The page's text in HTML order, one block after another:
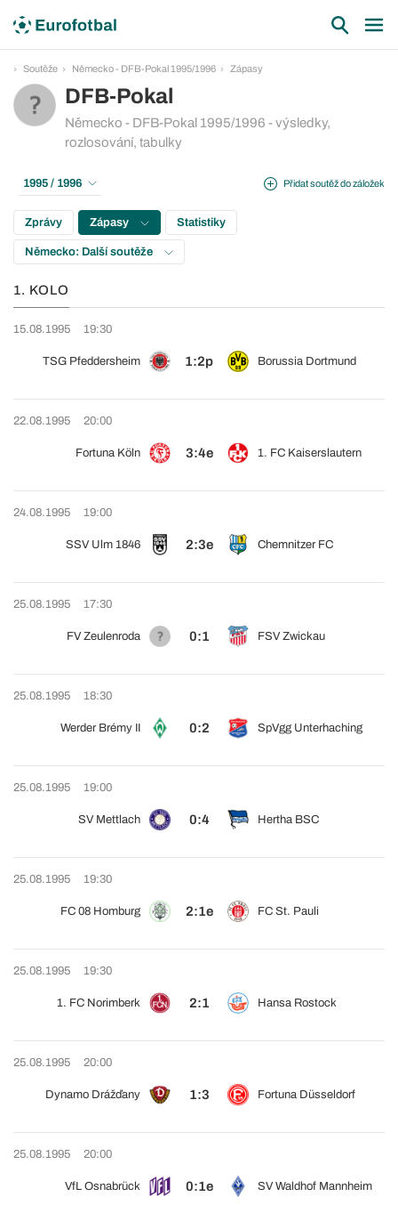
Soutěže Německo - DFB-Pokal 1995/1996 Zápasy
DFB-Pokal
Německo - DFB-Pokal 1995/1996 - výsledky,
rozlosování, tabulky
Přidat soutěž do záložek
1995 / 1996
Zprávy Zápasy Statistiky
Německo: Další soutěže
1. KOLO
15.08.1995 19:30
TSG Pfeddersheim 1:2p Borussia Dortmund
22.08.1995 20:00
Fortuna Köln 3:4e 1. FC Kaiserslautern
24.08.1995 19:00
SSV Ulm 1846 2:3e Chemnitzer FC
25.08.1995 17:30
FV Zeulenroda 0:1 FSV Zwickau
25.08.1995 18:30
Werder Brémy II 0:2 SpVgg Unterhaching
25.08.1995 19:00
SV Mettlach 0:4 Hertha BSC
25.08.1995 19:30
FC 08 Homburg 2:1e FC St. Pauli
25.08.1995 19:30
1. FC Norimberk 2:1 Hansa Rostock
25.08.1995 20:00
Dynamo Drážďany 1:3 Fortuna Düsseldorf
25.08.1995 20:00
VfL Osnabrück 0:1e SV Waldhof Mannheim